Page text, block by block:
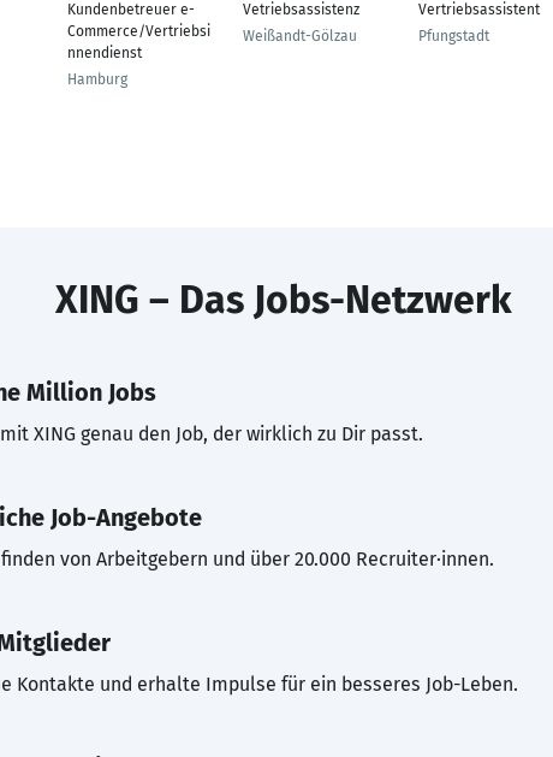
Kundenbetreuer e-
Commerce/Vertriebsi
nnendienst
Hamburg
Vetriebsassistenz
Weißandt-Gölzau
Vertriebsassistent
Pfungstadt
XING – Das Jobs-Netzwerk
Million Jobs
XING genau den Job, der wirklich zu Dir passt.
Job-Angebote
von Arbeitgebern und über 20.000 Recruiter·innen.
Kontakte und erhalte Impulse für ein besseres Job-Leben.